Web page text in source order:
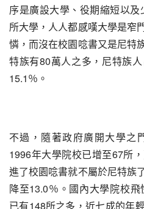
序是廣設大學、役期縮短以
所大學，人人都感嘆大學是窄
憐，而沒在校園唸書又是尼特
特族有80萬人之多，尼特族
15.1％。
不過，隨著政府廣開大學之
1996年大學院校已增至67所
進了校園唸書就不屬於尼特族
降至13.0％。國內大學院校
已有148所之多，近七成的年